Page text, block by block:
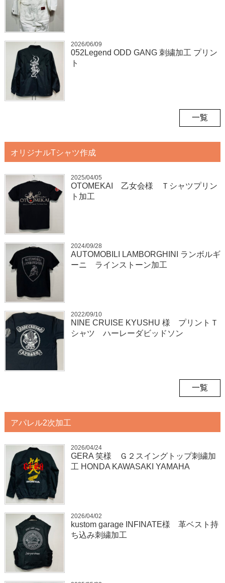
2026/06/09
052Legend ODD GANG 刺繍加工 プリン
ト
一覧
オリジナルTシャツ作成
2025/04/05
OTOMEKAI 乙女会様 Ｔシャツプリン
ト加工
2024/09/28
AUTOMOBILI LAMBORGHINI ランボルギ
ーニ ラインストーン加工
2022/09/10
NINE CRUISE KYUSHU 様 プリントＴ
シャツ ハーレーダビッドソン
一覧
アパレル2次加工
2026/04/24
GERA 笑様 Ｇ２スイングトップ刺繍加
工 HONDA KAWASAKI YAMAHA
2026/04/02
kustom garage INFINATE様 革ベスト持
ち込み刺繍加工